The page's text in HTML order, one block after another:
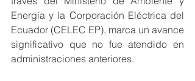
Energía y la Corporación Eléctrica del
Ecuador (CELEC EP), marca un avance
significativo que no fue atendido en
administraciones anteriores.